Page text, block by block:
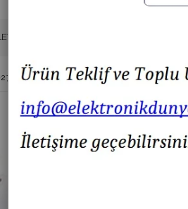
22MM METAL YAYLI BUTON 12-24V DC
T22-272 22MM